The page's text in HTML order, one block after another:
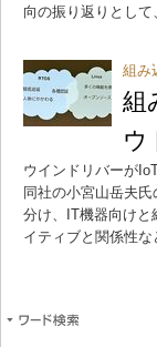
向の振り返りとして
組み
組
ウ
ウインドリバーが
同社の小宮山岳夫
分け、IT機器向けと
イティブと関係性な